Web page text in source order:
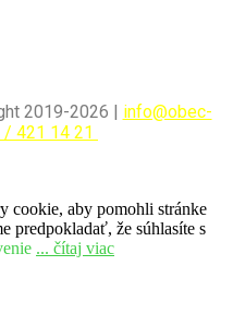
2019-2026 | info@obec-
/ 421 14 21
cookie, aby pomohli stránke
predpokladať, že súhlasíte s
... čítaj viac